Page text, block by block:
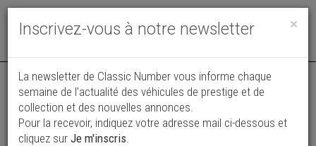
Toggle
×
Inscrivez-vous à notre newsletter
La newsletter de Classic Number vous informe chaque
semaine de l’actualité des véhicules de prestige et de
collection et des nouvelles annonces.
Pour la recevoir, indiquez votre adresse mail ci-dessous et
cliquez sur Je m'inscris.